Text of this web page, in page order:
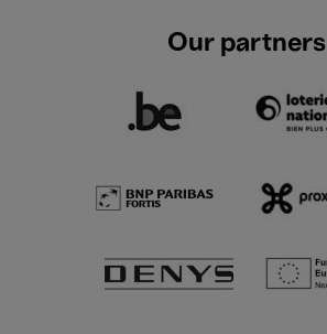
Our partners